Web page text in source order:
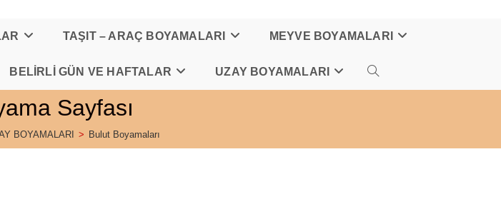
TAŞIT – ARAÇ BOYAMALARI MEYVE BOYAMALARI
BELİRLİ GÜN VE HAFTALAR UZAY BOYAMALARI TOGGLE
Sayfası
BOYAMALARI > Bulut Boyamaları